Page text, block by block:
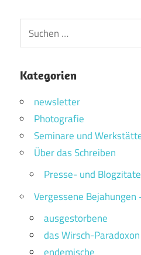
Suchen
nach:
Kategorien
newsletter
Photografie
Seminare und
Über das Schreiben
Presse- und
Vergessene
ausgestorbene
das Wirsch-Paradoxon